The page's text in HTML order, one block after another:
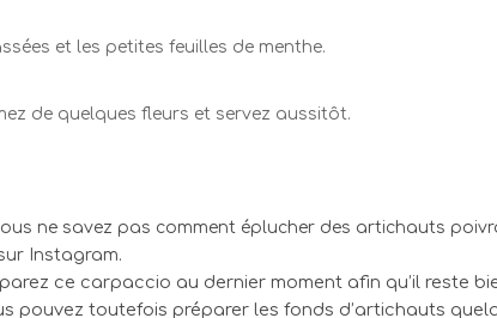
et les petites feuilles de menthe.
de quelques fleurs et servez aussitôt.
ne savez pas comment éplucher des artichauts
Instagram.
ce carpaccio au dernier moment afin qu’il reste
pouvez toutefois préparer les fonds d’artichauts